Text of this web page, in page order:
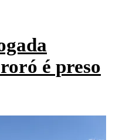
é preso